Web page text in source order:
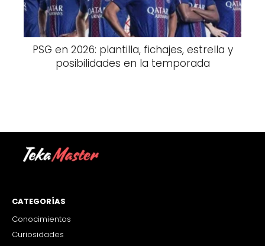
PSG en 2026: plantilla, fichajes, estrella y
posibilidades en la temporada
CATEGORÍAS
Conocimientos
Curiosidades